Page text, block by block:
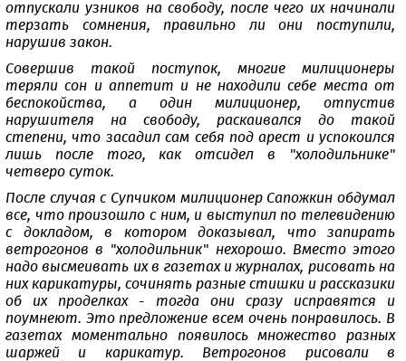
отпускали узников на свободу, после чего их начинали
терзать сомнения, правильно ли они поступили,
нарушив закон.
Совершив такой поступок, многие милиционеры
теряли сон и аппетит и не находили себе места от
беспокойства, а один милиционер, отпустив
нарушителя на свободу, раскаивался до такой
степени, что засадил сам себя под арест и успокоился
лишь после того, как отсидел в "холодильнике"
четверо суток.
После случая с Супчиком милиционер Сапожкин обдумал
все, что произошло с ним, и выступил по телевидению
с докладом, в котором доказывал, что запирать
ветрогонов в "холодильник" нехорошо. Вместо этого
надо высмеивать их в газетах и журналах, рисовать на
них карикатуры, сочинять разные стишки и рассказики
об их проделках - тогда они сразу исправятся и
поумнеют. Это предложение всем очень понравилось. В
газетах моментально появилось множество разных
шаржей и карикатур. Ветрогонов рисовали в